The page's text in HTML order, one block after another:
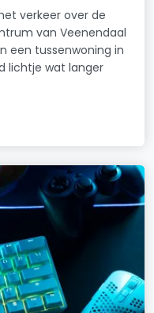
verkeer over de
van Veenendaal
een tussenwoning in
lichtje wat langer